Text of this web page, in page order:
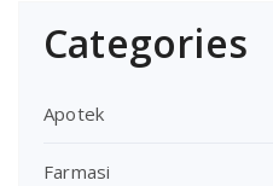
Categories
Apotek
Farmasi